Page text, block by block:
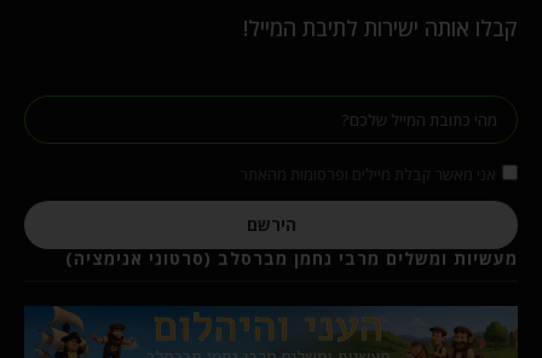
קבלו אותה ישירות לתיבת המייל!
הירשם
מעשיות ומשלים מרבי נחמן מברסלב (סרטוני אנימציה)